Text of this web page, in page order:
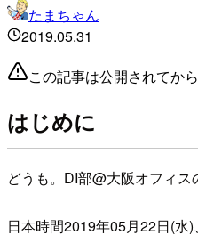
たまちゃん
2019.05.31
この記事は公開されてか
はじめに
どうも。DI部@大阪オフィス
日本時間2019年05月22日(水